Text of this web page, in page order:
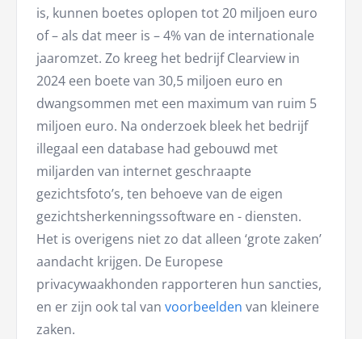
is, kunnen boetes oplopen tot 20 miljoen euro
of – als dat meer is – 4% van de internationale
jaaromzet. Zo kreeg het bedrijf Clearview in
2024 een boete van 30,5 miljoen euro en
dwangsommen met een maximum van ruim 5
miljoen euro. Na onderzoek bleek het bedrijf
illegaal een database had gebouwd met
miljarden van internet geschraapte
gezichtsfoto’s, ten behoeve van de eigen
gezichtsherkenningssoftware en - diensten.
Het is overigens niet zo dat alleen ‘grote zaken’
aandacht krijgen. De Europese
privacywaakhonden rapporteren hun sancties,
en er zijn ook tal van voorbeelden van kleinere
zaken.